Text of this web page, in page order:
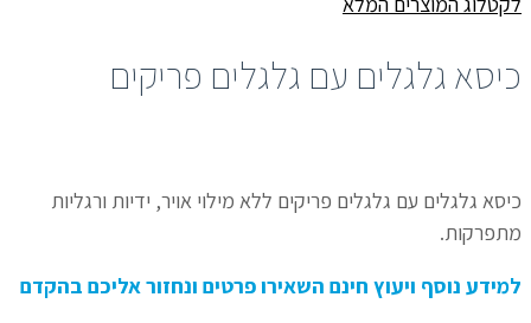
כיסא גלגלים עם גלגלים פריקים
כיסא גלגלים עם גלגלים פריקים ללא מילוי אויר, ידיות ורגליות
מתפרקות.
למידע נוסף ויעוץ חינם השאירו פרטים ונחזור אליכם בהקדם